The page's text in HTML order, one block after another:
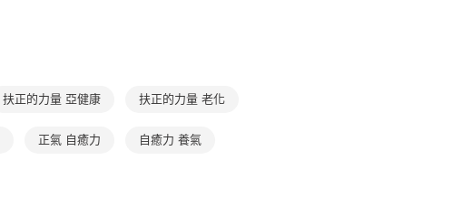
用，由本公司與您本人進行分期帳單所需資料之確認、核對及更正。
是否繳費成功／繳費後需取消欲退款等相關疑問，請聯繫「AFTEE先享後
付客戶支援中心」https://netprotections.freshdesk.com/support/home
【注意事項】
離島宅配（澎湖、金門、馬祖、小琉球；不適用於郵局i郵箱）
扶正的力量 亞健康 扶正的力量 老化
正氣 自癒力 自癒力 養氣